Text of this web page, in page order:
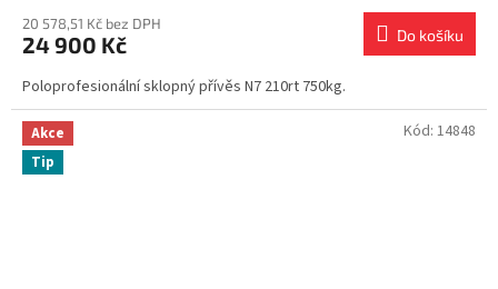
20 578,51 Kč bez DPH
24 900 Kč Do košíku
Poloprofesionální sklopný přívěs N7 210rt 750kg.
Akce
Tip
Kód: 14848